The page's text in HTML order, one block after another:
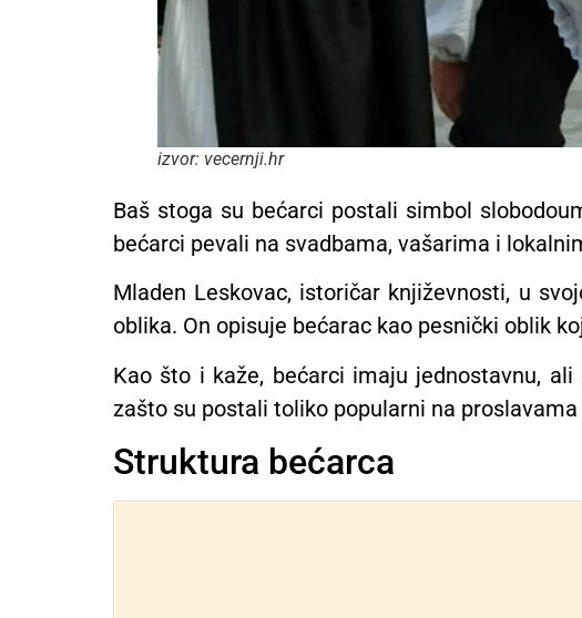
izvor: vecernji.hr
Baš stoga su bećarci postali simbol
bećarci pevali na svadbama, vašarima i
Mladen Leskovac, istoričar književnosti, u
oblika. On opisuje bećarac kao pesnički oblik
Kao što i kaže, bećarci imaju jednostavnu,
zašto su postali toliko popularni na
Struktura bećarca